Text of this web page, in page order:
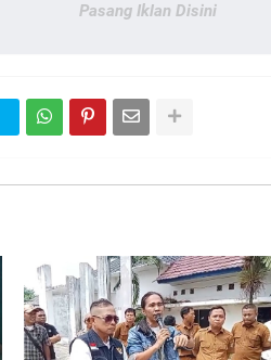
Pasang Iklan Disini